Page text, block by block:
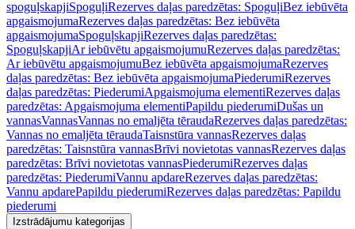
spoguļskapjiSpoguļiRezerves daļas paredzētas: SpoguļiBez iebūvēta
apgaismojumaRezerves daļas paredzētas: Bez iebūvēta
apgaismojumaSpoguļskapjiRezerves daļas paredzētas:
SpoguļskapjiAr iebūvētu apgaismojumuRezerves daļas paredzētas:
Ar iebūvētu apgaismojumuBez iebūvēta apgaismojumaRezerves
daļas paredzētas: Bez iebūvēta apgaismojumaPiederumiRezerves
daļas paredzētas: PiederumiApgaismojuma elementiRezerves daļas
paredzētas: Apgaismojuma elementiPapildu piederumiDušas un
vannasVannasVannas no emaljēta tēraudaRezerves daļas paredzētas:
Vannas no emaljēta tēraudaTaisnstūra vannasRezerves daļas
paredzētas: Taisnstūra vannasBrīvi novietotas vannasRezerves daļas
paredzētas: Brīvi novietotas vannasPiederumiRezerves daļas
paredzētas: PiederumiVannu apdareRezerves daļas paredzētas:
Vannu apdarePapildu piederumiRezerves daļas paredzētas: Papildu
piederumi
Izstrādājumu kategorijas